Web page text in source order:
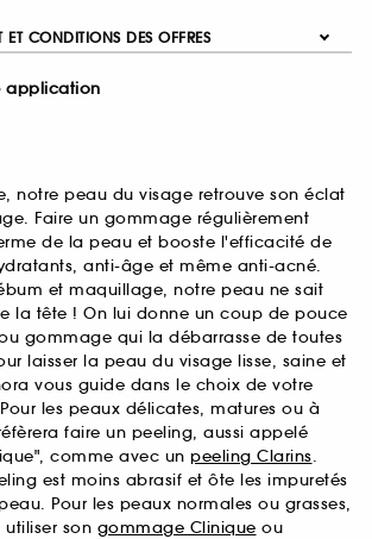
ET CONDITIONS DES OFFRES
application
notre peau du visage retrouve son éclat
Faire un gommage régulièrement
de la peau et booste l'efficacité de
anti-âge et même anti-acné.
et maquillage, notre peau ne sait
la tête ! On lui donne un coup de pouce
gommage qui la débarrasse de toutes
laisser la peau du visage lisse, saine et
vous guide dans le choix de votre
les peaux délicates, matures ou à
faire un peeling, aussi appelé
comme avec un peeling Clarins.
est moins abrasif et ôte les impuretés
Pour les peaux normales ou grasses,
son gommage Clinique ou